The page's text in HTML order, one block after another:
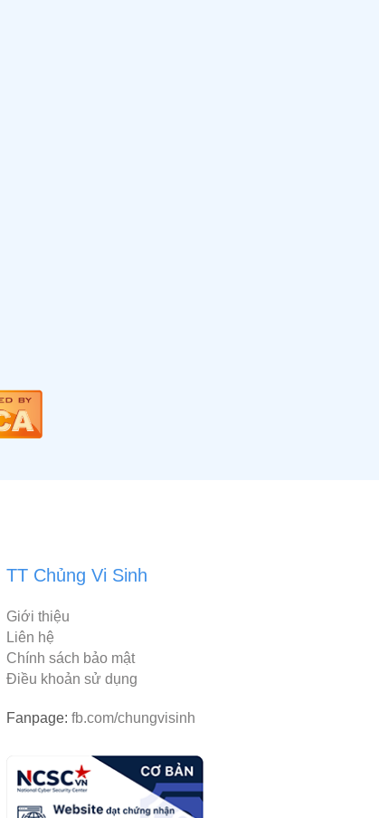
TT Chủng Vi Sinh
Giới thiệu
Liên hệ
Chính sách bảo mật
Điều khoản sử dụng
Fanpage:fb.com/chungvisinh